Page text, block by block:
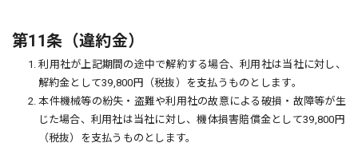
第11条（違約金）
1. 利用社が上記期間の途中で解約する場合、利用社は当社に対し、
解約金として39,800円（税抜）を支払うものとします。
2. 本件機械等の紛失・盗難や利用社の故意による破損・故障等が生
じた場合、利用社は当社に対し、機体損害賠償金として39,800円
（税抜）を支払うものとします。